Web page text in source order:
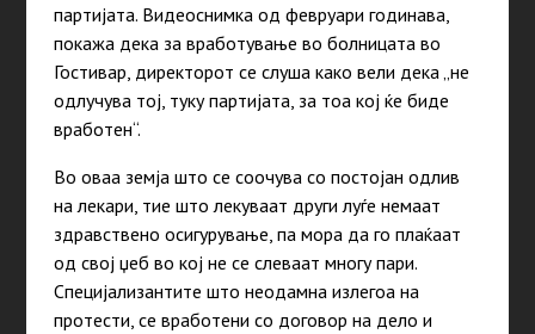
партијата. Видеоснимка од февруари годинава,
покажа дека за вработување во болницата во
Гостивар, директорот се слуша како вели дека „не
одлучува тој, туку партијата, за тоа кој ќе биде
вработен“.
Во оваа земја што се соочува со постојан одлив
на лекари, тие што лекуваат други луѓе немаат
здравствено осигурување, па мора да го плаќаат
од свој џеб во кој не се слеваат многу пари.
Специјализантите што неодамна излегоа на
протести, се вработени со договор на дело и